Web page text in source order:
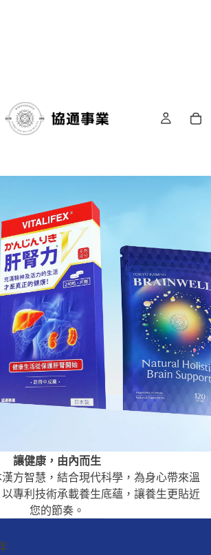
讓健康，由內而生
方智慧，結合現代科學，為身心帶來溫
專利技術承載養生底蘊，讓養生更貼近
您的節奏。